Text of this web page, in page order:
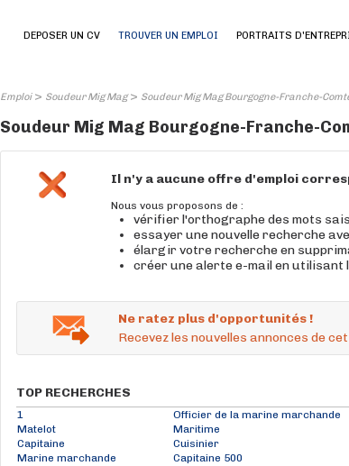
DEPOSER UN CV TROUVER UN EMPLOI PORTRAITS
Emploi> Soudeur Mig Mag> Soudeur Mig Mag Bourgogne-Franche-
Soudeur Mig Mag Bourgogne-Franche-
Il n'y a aucune offre d'emploi
Nous vous proposons de :
vérifier l'orthographe des mots
essayer une nouvelle recherche
élargir votre recherche en
créer une alerte e-mail en utilisant
Ne ratez plus d'opportunités !
Recevez les nouvelles annonces de
TOP RECHERCHES
1 Officier de la marine marchande
Matelot
Maritime
Capitaine
Cuisinier
Marine marchande
Capitaine 500